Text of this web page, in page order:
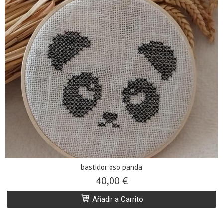
bastidor oso panda
40,00 €
Añadir a Carrito